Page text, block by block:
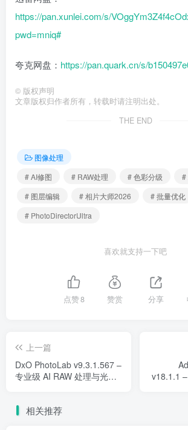
https://pan.xunlei.com/s/
pwd=mniq#
夸克网盘： https://pan.quark.cn/s/
© 版权声明
文章版权归作者所有，转载时请注明出处。
THE END
图像处理
# AI修图
# RAW处理 # 色彩分级
#
# 图层编辑
# 相片大师2026
# 批量优化
# PhotoDirectorUltra
喜欢就支持一下吧
点赞8 赞赏 分享
上一篇
DxO PhotoLab v9.3.1.567 –
专业级 AI RAW 处理与光学
v18.1.1
相关推荐